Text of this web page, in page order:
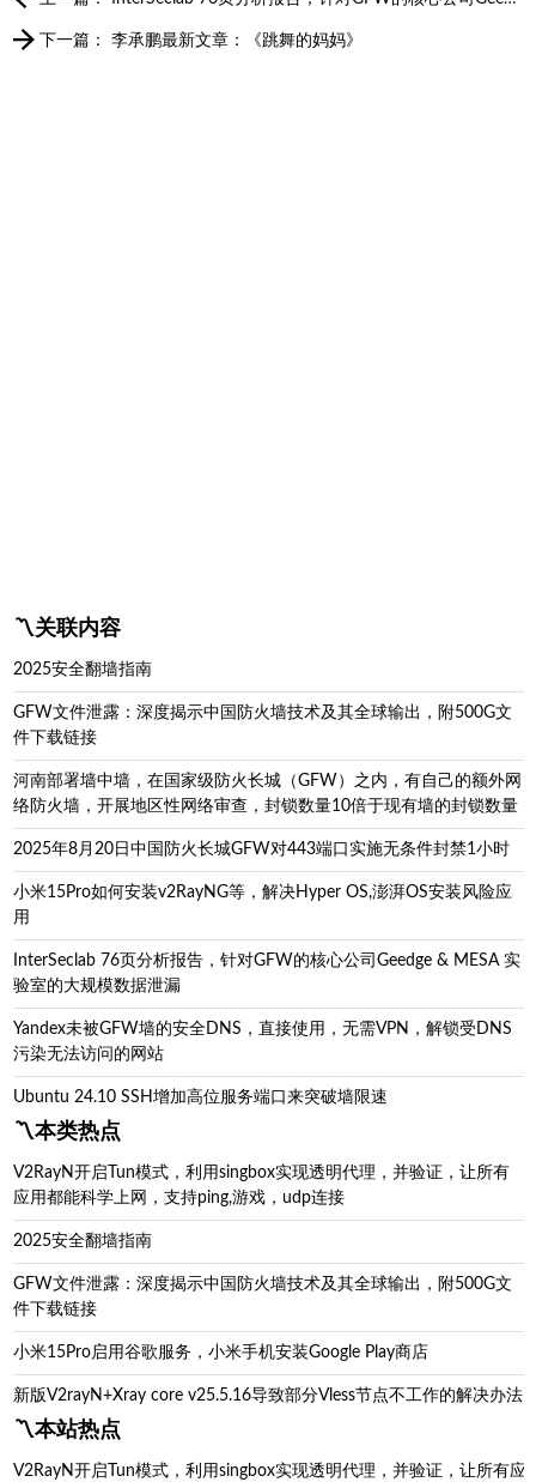
下一篇： 李承鹏最新文章：《跳舞的妈妈》
〽️关联内容
2025安全翻墙指南
GFW文件泄露：深度揭示中国防火墙技术及其全球输出，附500G文
件下载链接
河南部署墙中墙，在国家级防火长城（GFW）之内，有自己的额外网
络防火墙，开展地区性网络审查，封锁数量10倍于现有墙的封锁数量
2025年8月20日中国防火长城GFW对443端口实施无条件封禁1小时
小米15Pro如何安装v2RayNG等，解决Hyper OS,澎湃OS安装风险应
用
InterSeclab 76页分析报告，针对GFW的核心公司Geedge & MESA 实
验室的大规模数据泄漏
Yandex未被GFW墙的安全DNS，直接使用，无需VPN，解锁受DNS
污染无法访问的网站
Ubuntu 24.10 SSH增加高位服务端口来突破墙限速
〽️本类热点
V2RayN开启Tun模式，利用singbox实现透明代理，并验证，让所有
应用都能科学上网，支持ping,游戏，udp连接
2025安全翻墙指南
GFW文件泄露：深度揭示中国防火墙技术及其全球输出，附500G文
件下载链接
小米15Pro启用谷歌服务，小米手机安装Google Play商店
新版V2rayN+Xray core v25.5.16导致部分Vless节点不工作的解决办法
〽️本站热点
V2RayN开启Tun模式，利用singbox实现透明代理，并验证，让所有